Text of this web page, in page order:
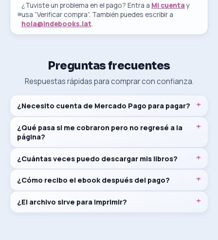
¿Tuviste un problema en el pago? Entra a Mi cuenta y
usa “Verificar compra”. También puedes escribir a
hola@indebooks.lat.
Preguntas frecuentes
Respuestas rápidas para comprar con confianza.
¿Necesito cuenta de Mercado Pago para pagar?
¿Qué pasa si me cobraron pero no regresé a la
página?
¿Cuántas veces puedo descargar mis libros?
¿Cómo recibo el ebook después del pago?
¿El archivo sirve para imprimir?